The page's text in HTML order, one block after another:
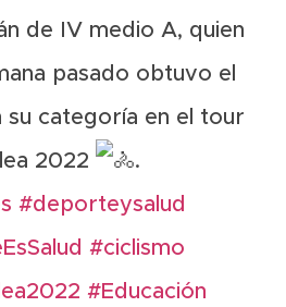
de IV medio A, quien
pasado obtuvo el
su categoría en el tour
2022
.
#deporteysalud
#ciclismo
#Educación